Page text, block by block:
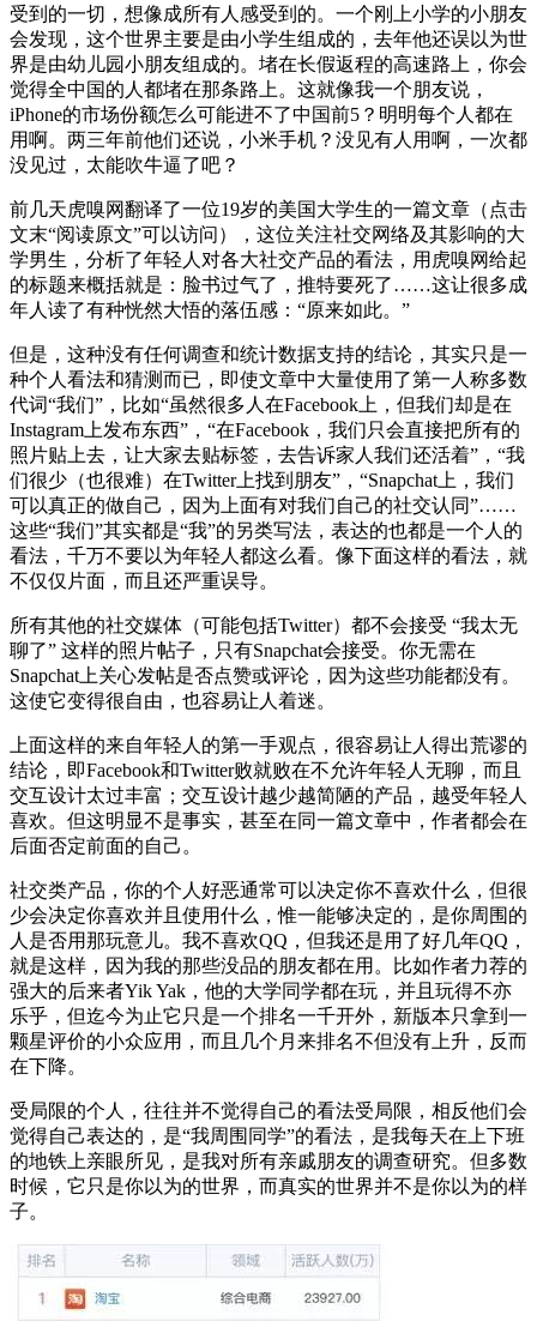
受到的一切，想像成所有人感受到的。一个刚上小学的小朋友
会发现，这个世界主要是由小学生组成的，去年他还误以为世
界是由幼儿园小朋友组成的。堵在长假返程的高速路上，你会
觉得全中国的人都堵在那条路上。这就像我一个朋友说，
iPhone的市场份额怎么可能进不了中国前5？明明每个人都在
用啊。两三年前他们还说，小米手机？没见有人用啊，一次都
没见过，太能吹牛逼了吧？
前几天虎嗅网翻译了一位19岁的美国大学生的一篇文章（点击
文末“阅读原文”可以访问），这位关注社交网络及其影响的大
学男生，分析了年轻人对各大社交产品的看法，用虎嗅网给起
的标题来概括就是：脸书过气了，推特要死了……这让很多成
年人读了有种恍然大悟的落伍感：“原来如此。”
但是，这种没有任何调查和统计数据支持的结论，其实只是一
种个人看法和猜测而已，即使文章中大量使用了第一人称多数
代词“我们”，比如“虽然很多人在Facebook上，但我们却是在
Instagram上发布东西”，“在Facebook，我们只会直接把所有的
照片贴上去，让大家去贴标签，去告诉家人我们还活着”，“我
们很少（也很难）在Twitter上找到朋友”，“Snapchat上，我们
可以真正的做自己，因为上面有对我们自己的社交认同”……
这些“我们”其实都是“我”的另类写法，表达的也都是一个人的
看法，千万不要以为年轻人都这么看。像下面这样的看法，就
不仅仅片面，而且还严重误导。
所有其他的社交媒体（可能包括Twitter）都不会接受 “我太无
聊了” 这样的照片帖子，只有Snapchat会接受。你无需在
Snapchat上关心发帖是否点赞或评论，因为这些功能都没有。
这使它变得很自由，也容易让人着迷。
上面这样的来自年轻人的第一手观点，很容易让人得出荒谬的
结论，即Facebook和Twitter败就败在不允许年轻人无聊，而且
交互设计太过丰富；交互设计越少越简陋的产品，越受年轻人
喜欢。但这明显不是事实，甚至在同一篇文章中，作者都会在
后面否定前面的自己。
社交类产品，你的个人好恶通常可以决定你不喜欢什么，但很
少会决定你喜欢并且使用什么，惟一能够决定的，是你周围的
人是否用那玩意儿。我不喜欢QQ，但我还是用了好几年QQ，
就是这样，因为我的那些没品的朋友都在用。比如作者力荐的
强大的后来者Yik Yak，他的大学同学都在玩，并且玩得不亦
乐乎，但迄今为止它只是一个排名一千开外，新版本只拿到一
颗星评价的小众应用，而且几个月来排名不但没有上升，反而
在下降。
受局限的个人，往往并不觉得自己的看法受局限，相反他们会
觉得自己表达的，是“我周围同学”的看法，是我每天在上下班
的地铁上亲眼所见，是我对所有亲戚朋友的调查研究。但多数
时候，它只是你以为的世界，而真实的世界并不是你以为的样
子。